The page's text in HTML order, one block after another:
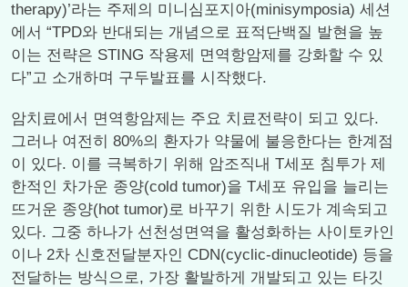
therapy)’라는 주제의 미니심포지아(minisymposia) 세션
에서 “TPD와 반대되는 개념으로 표적단백질 발현을 높
이는 전략은 STING 작용제 면역항암제를 강화할 수 있
다”고 소개하며 구두발표를 시작했다.
암치료에서 면역항암제는 주요 치료전략이 되고 있다.
그러나 여전히 80%의 환자가 약물에 불응한다는 한계점
이 있다. 이를 극복하기 위해 암조직내 T세포 침투가 제
한적인 차가운 종양(cold tumor)을 T세포 유입을 늘리는
뜨거운 종양(hot tumor)로 바꾸기 위한 시도가 계속되고
있다. 그중 하나가 선천성면역을 활성화하는 사이토카인
이나 2차 신호전달분자인 CDN(cyclic-dinucleotide) 등을
전달하는 방식으로, 가장 활발하게 개발되고 있는 타깃